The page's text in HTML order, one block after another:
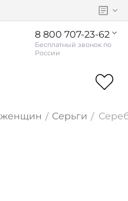
8 800 707-23-62
женщин / Серьги /